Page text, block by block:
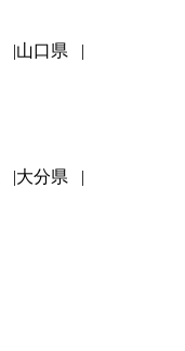
山口県
大分県